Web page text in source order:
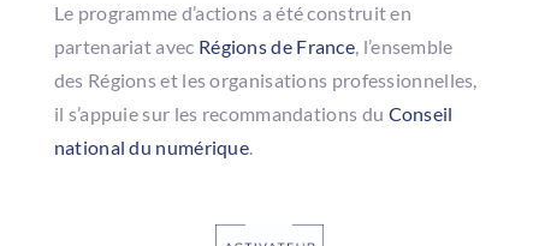
Le programme d’actions a été construit en
partenariat avec Régions de France, l’ensemble
des Régions et les organisations professionnelles,
il s’appuie sur les recommandations du Conseil
national du numérique.